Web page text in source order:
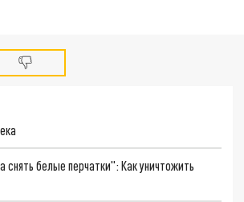
снять белые перчатки": Как уничтожить